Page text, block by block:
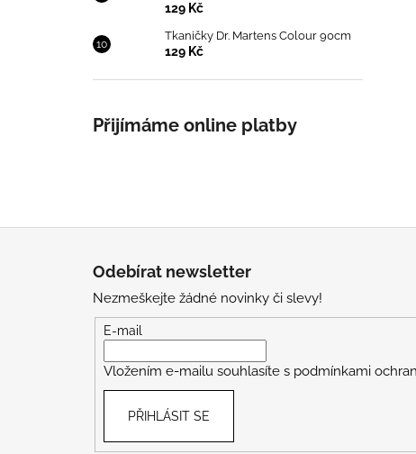
129 Kč
Tkaničky Dr. Martens Colour 90cm
129 Kč
Přijímáme online platby
Odebírat newsletter
Nezmeškejte žádné novinky či slevy!
E-mail
Vložením e-mailu souhlasíte s podmínkami
PŘIHLÁSIT SE